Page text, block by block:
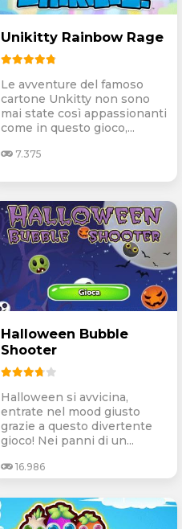
Unikitty Rainbow Rage
Le avventure del famoso
cartone Unkitty non sono
mai state così appassionanti
come in questo gioco,...
7.375
Halloween Bubble
Shooter
Halloween si avvicina,
entrate nel mood giusto
grazie a questo divertente
gioco! Nei panni di un...
16.986